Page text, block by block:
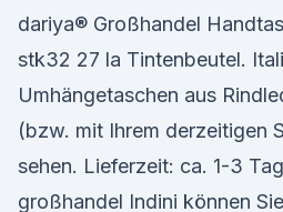
dariya® Großhandel
stk32 27 la Tintenbeutel.
Umhängetaschen aus
(bzw. mit Ihrem derzeitigen
sehen. Lieferzeit: ca. 1-3
großhandel Indini können